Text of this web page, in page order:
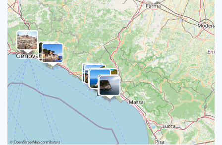
©OpenStreetMapcontributors